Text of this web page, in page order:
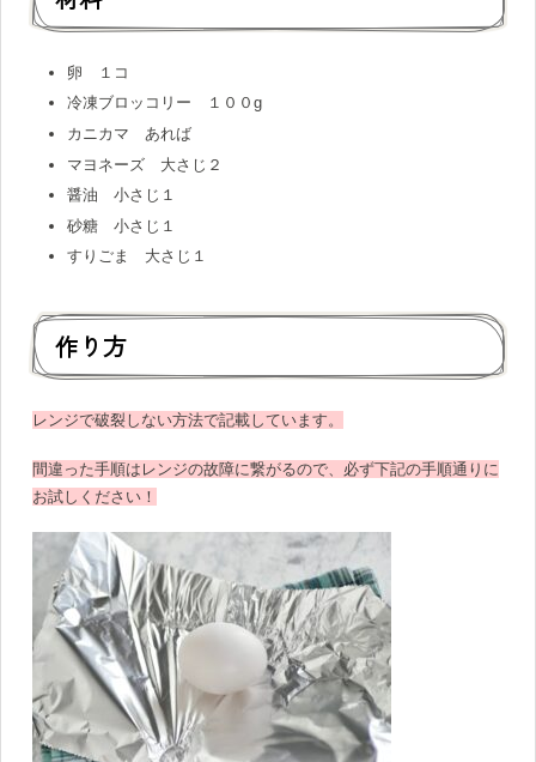
卵 １コ
冷凍ブロッコリー １００g
カニカマ あれば
マヨネーズ 大さじ２
醤油 小さじ１
砂糖 小さじ１
すりごま 大さじ１
作り方
レンジで破裂しない方法で記載しています。
間違った手順はレンジの故障に繋がるので、必ず下記の手順通りに
お試しください！